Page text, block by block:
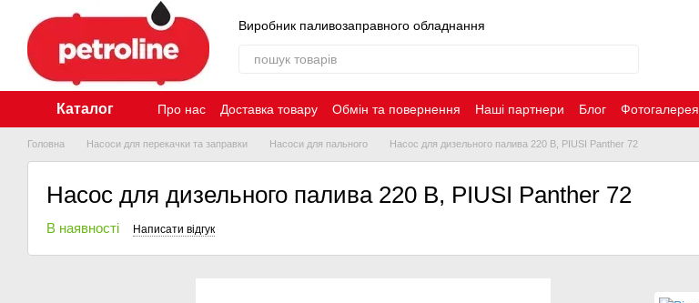
Перейти до основного контенту
Виробник паливозаправного обладнання
Каталог Про нас Доставка товару Обмін та повернення Наші партнери Блог Фотогалерея
Контакти
Головна Насоси для перекачки та заправки Насоси для пального Насос для дизельного палива 220 В, PIUSI Panther 72
Насос для дизельного палива 220 В, PIUSI Panther 72
В наявності Написати відгук